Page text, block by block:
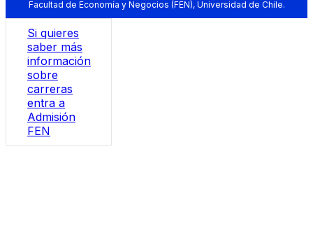
Facultad de Economía y Negocios (FEN), Universidad de Chile.
Si quieres
saber más
información
sobre
carreras
entra a
Admisión
FEN